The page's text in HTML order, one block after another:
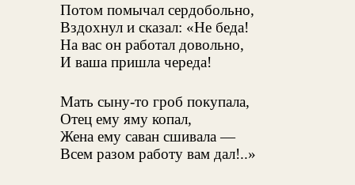
Потом помычал сердобольно,
Вздохнул и сказал: «Не беда!
На вас он работал довольно,
И ваша пришла череда!
Мать сыну-то гроб покупала,
Отец ему яму копал,
Жена ему саван сшивала —
Всем разом работу вам дал!..»